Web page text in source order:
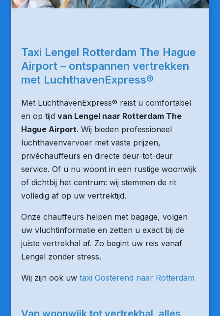
Taxi Lengel Rotterdam The Hague
Airport – ontspannen vertrekken
met LuchthavenExpress®
Met LuchthavenExpress® reist u comfortabel
en op tijd van Lengel naar Rotterdam The
Hague Airport. Wij bieden professioneel
luchthavenvervoer met vaste prijzen,
privéchauffeurs en directe deur-tot-deur
service. Of u nu woont in een rustige woonwijk
of dichtbij het centrum: wij stemmen de rit
volledig af op uw vertrektijd.
Onze chauffeurs helpen met bagage, volgen
uw vluchtinformatie en zetten u exact bij de
juiste vertrekhal af. Zo begint uw reis vanaf
Lengel zonder stress.
Wij zijn ook uw taxi Oosterend naar Rotterdam
Van woonwijk tot vertrekhal, alles